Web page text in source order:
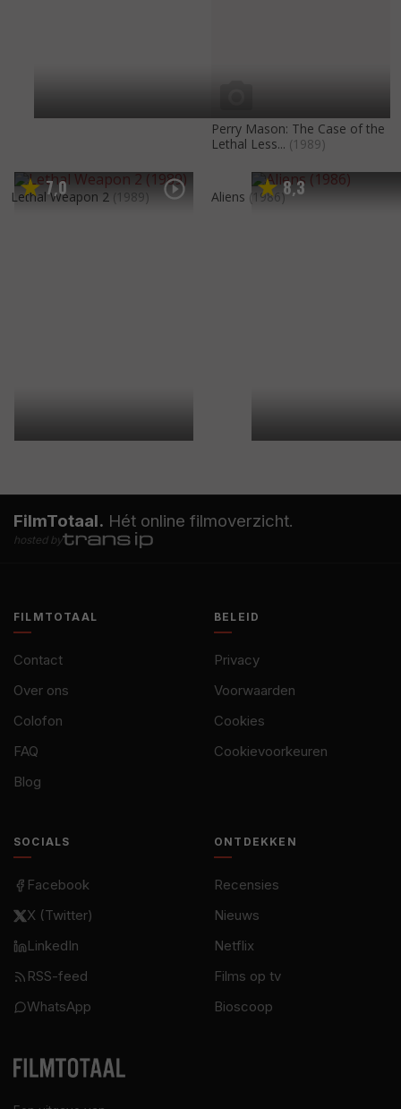
Perry Mason: The Case of the
Lethal Less... (1989)
7,0
Lethal Weapon 2 (1989) 8,3
Aliens (1986)
FilmTotaal. Hét online filmoverzicht.
hosted by
FILMTOTAAL
Contact
Over ons
Colofon
FAQ
Blog
BELEID
Privacy
Voorwaarden
Cookies
Cookievoorkeuren
SOCIALS
Facebook
X (Twitter)
LinkedIn
RSS-feed
WhatsApp
ONTDEKKEN
Recensies
Nieuws
Netflix
Films op tv
Bioscoop